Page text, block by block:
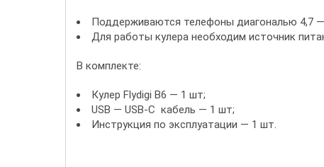
Поддерживаются телефоны диагональю 4,7
Для работы кулера необходим источник
В комплекте:
Кулер Flydigi B6 — 1 шт;
USB — USB-С кабель — 1 шт;
Инструкция по эксплуатации — 1 шт.